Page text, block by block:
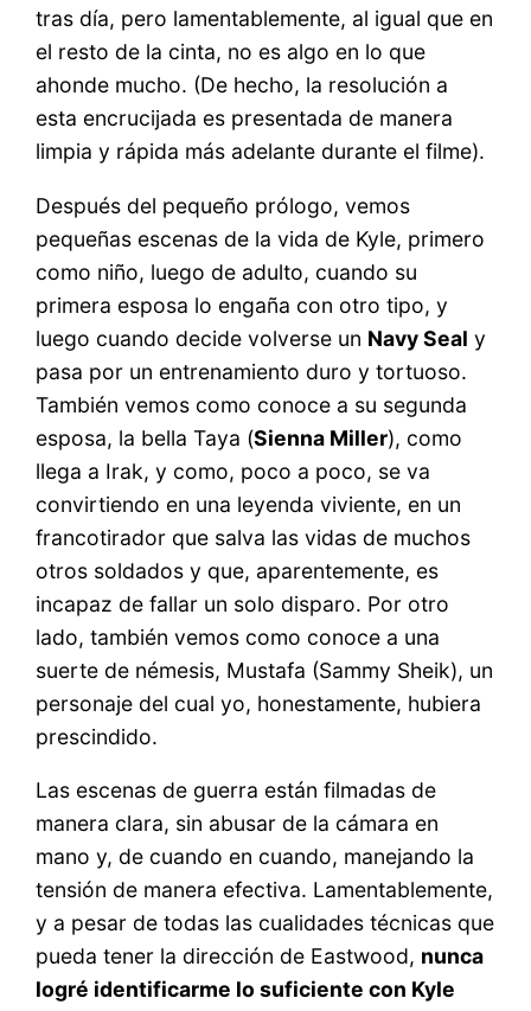
tras día, pero lamentablemente, al igual que en
el resto de la cinta, no es algo en lo que
ahonde mucho. (De hecho, la resolución a
esta encrucijada es presentada de manera
limpia y rápida más adelante durante el filme).
Después del pequeño prólogo, vemos
pequeñas escenas de la vida de Kyle, primero
como niño, luego de adulto, cuando su
primera esposa lo engaña con otro tipo, y
luego cuando decide volverse un Navy Seal y
pasa por un entrenamiento duro y tortuoso.
También vemos como conoce a su segunda
esposa, la bella Taya (Sienna Miller), como
llega a Irak, y como, poco a poco, se va
convirtiendo en una leyenda viviente, en un
francotirador que salva las vidas de muchos
otros soldados y que, aparentemente, es
incapaz de fallar un solo disparo. Por otro
lado, también vemos como conoce a una
suerte de némesis, Mustafa (Sammy Sheik), un
personaje del cual yo, honestamente, hubiera
prescindido.
Las escenas de guerra están filmadas de
manera clara, sin abusar de la cámara en
mano y, de cuando en cuando, manejando la
tensión de manera efectiva. Lamentablemente,
y a pesar de todas las cualidades técnicas que
pueda tener la dirección de Eastwood, nunca
logré identificarme lo suficiente con Kyle